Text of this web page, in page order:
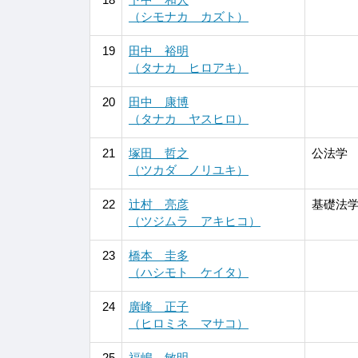
（シモナカ カズト）
19
田中 裕明
（タナカ ヒロアキ）
20
田中 康博
（タナカ ヤスヒロ）
21
塚田 哲之
（ツカダ ノリユキ）
公法学
22
辻村 亮彦
（ツジムラ アキヒコ）
基礎法
23
橋本 圭多
（ハシモト ケイタ）
24
廣峰 正子
（ヒロミネ マサコ）